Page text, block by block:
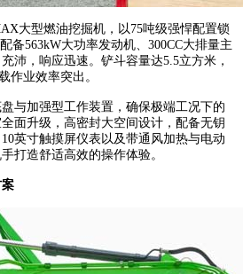
大型燃油挖掘机，以75吨级强悍配置锁
备563kW大功率发动机、300CC大排量主
沛，响应迅速。铲斗容量达5.5立方米，
作业效率突出。
加强型工作装置，确保极端工况下的
面升级，高密封大空间设计，配备无钥
英寸触摸屏仪表以及带通风加热与电动
打造舒适高效的操作体验。